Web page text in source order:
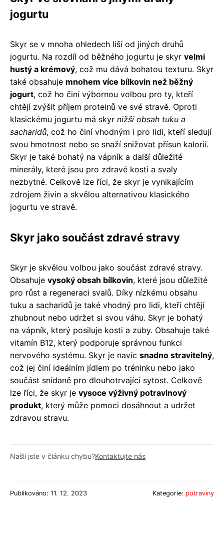
jogurtu
Skyr se v mnoha ohledech liší od jiných druhů
jogurtu. Na rozdíl od běžného jogurtu je skyr velmi
hustý a krémový, což mu dává bohatou texturu. Skyr
také obsahuje mnohem více bílkovin než běžný
jogurt, což ho činí výbornou volbou pro ty, kteří
chtějí zvýšit příjem proteinů ve své stravě. Oproti
klasickému jogurtu má skyr nižší obsah tuku a
sacharidů, což ho činí vhodným i pro lidi, kteří sledují
svou hmotnost nebo se snaží snižovat přísun kalorií.
Skyr je také bohatý na vápník a další důležité
minerály, které jsou pro zdravé kosti a svaly
nezbytné. Celkově lze říci, že skyr je vynikajícím
zdrojem živin a skvělou alternativou klasického
jogurtu ve stravě.
Skyr jako součást zdravé stravy
Skyr je skvělou volbou jako součást zdravé stravy.
Obsahuje vysoký obsah bílkovin, které jsou důležité
pro růst a regeneraci svalů. Díky nízkému obsahu
tuku a sacharidů je také vhodný pro lidi, kteří chtějí
zhubnout nebo udržet si svou váhu. Skyr je bohatý
na vápník, který posiluje kosti a zuby. Obsahuje také
vitamín B12, který podporuje správnou funkci
nervového systému. Skyr je navíc snadno stravitelný,
což jej činí ideálním jídlem po tréninku nebo jako
součást snídaně pro dlouhotrvající sytost. Celkově
lze říci, že skyr je vysoce výživný potravinový
produkt, který může pomoci dosáhnout a udržet
zdravou stravu.
Našli jste v článku chybu?Kontaktujte nás
Publikováno: 11. 12. 2023 Kategorie: potraviny